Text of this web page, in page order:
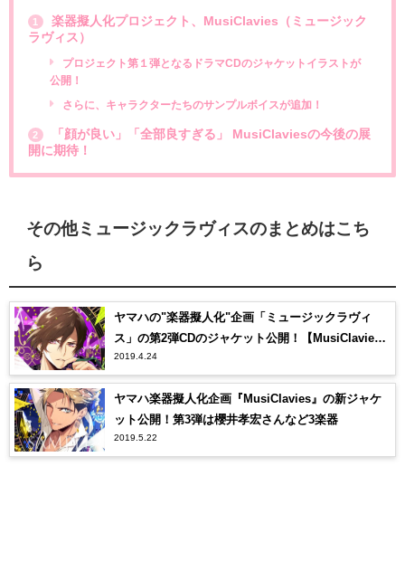
1
楽器擬人化プロジェクト、MusiClavies（ミュージック
ラヴィス）
プロジェクト第１弾となるドラマCDのジャケットイラストが
公開！
さらに、キャラクターたちのサンプルボイスが追加！
2
「顔が良い」「全部良すぎる」 MusiClaviesの今後の展
開に期待！
その他ミュージックラヴィスのまとめはこち
ら
ヤマハの"楽器擬人化"企画「ミュージックラヴィ
ス」の第2弾CDのジャケット公開！【MusiClavie
s】
2019.4.24
ヤマハ楽器擬人化企画『MusiClavies』の新ジャケ
ット公開！第3弾は櫻井孝宏さんなど3楽器
2019.5.22